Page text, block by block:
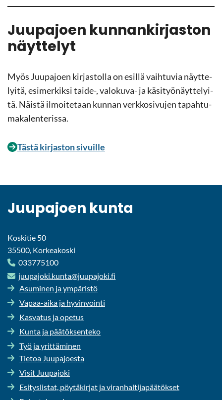
Juu­pa­joen kun­nan­kir­jas­ton
näyt­te­lyt
Myös Juu­pa­joen kir­jas­tol­la on esil­lä vaih­tu­via näyt­te­
lyi­tä, esi­mer­kik­si taide-​, valokuva-​ ja kä­si­työ­näyt­te­lyi­
tä. Näis­tä il­moi­te­taan kun­nan verk­ko­si­vu­jen ta­pah­tu­
ma­ka­len­te­ris­sa.
Tästä kir­jas­ton si­vuil­le
Juu­pa­joen kunta
Koskitie 50
35500, Korkeakoski
033775100
juu­pa­jo­ki.kunta@juu­pa­jo­ki.fi
Asu­mi­nen ja ym­pä­ris­tö
Vapaa-​aika ja hy­vin­voin­ti
Kas­va­tus ja ope­tus
Kunta ja pää­tök­sen­te­ko
Työ ja yrit­tä­mi­nen
Tie­toa Juu­pa­joes­ta
Visit Juu­pa­jo­ki
Esi­tys­lis­tat, pöy­tä­kir­jat ja vi­ran­hal­ti­ja­pää­tök­set